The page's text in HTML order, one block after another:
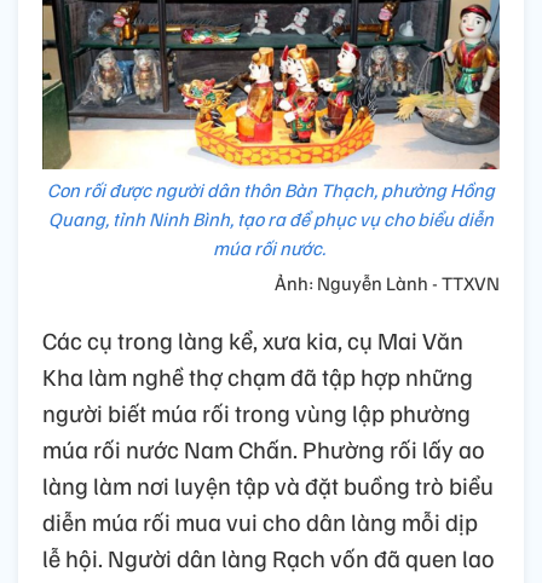
Con rối được người dân thôn Bàn Thạch, phường Hồng
Quang, tỉnh Ninh Bình, tạo ra để phục vụ cho biểu diễn
múa rối nước.
Ảnh: Nguyễn Lành - TTXVN
Các cụ trong làng kể, xưa kia, cụ Mai Văn
Kha làm nghề thợ chạm đã tập hợp những
người biết múa rối trong vùng lập phường
múa rối nước Nam Chấn. Phường rối lấy ao
làng làm nơi luyện tập và đặt buồng trò biểu
diễn múa rối mua vui cho dân làng mỗi dịp
lễ hội. Người dân làng Rạch vốn đã quen lao